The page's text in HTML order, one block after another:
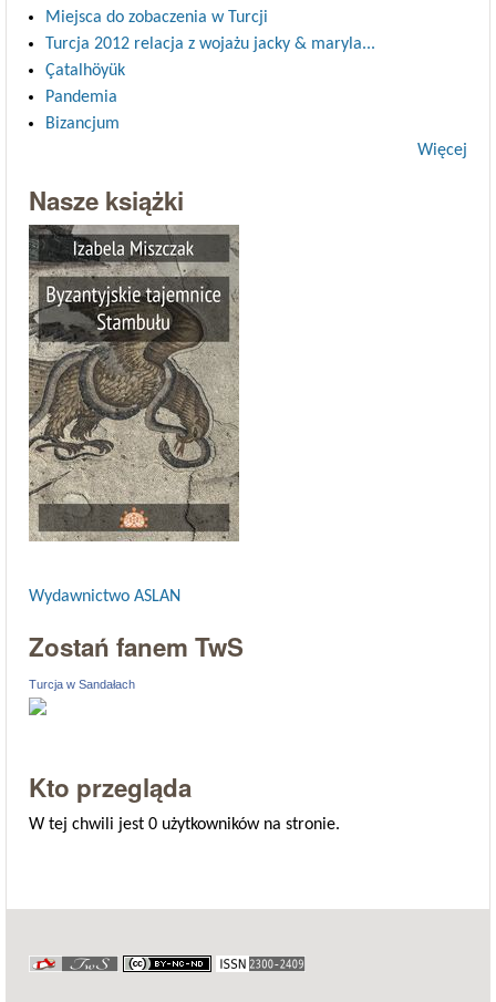
Miejsca do zobaczenia w Turcji
Turcja 2012 relacja z wojażu jacky & maryla...
Çatalhöyük
Pandemia
Bizancjum
Więcej
Nasze książki
Wydawnictwo ASLAN
Zostań fanem TwS
Turcja w Sandałach
Kto przegląda
W tej chwili jest 0 użytkowników na stronie.